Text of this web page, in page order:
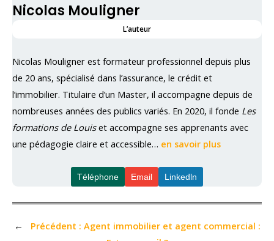
Nicolas Mouligner
L’auteur
Nicolas Mouligner est formateur professionnel depuis plus
de 20 ans, spécialisé dans l’assurance, le crédit et
l’immobilier. Titulaire d’un Master, il accompagne depuis de
nombreuses années des publics variés. En 2020, il fonde Les
formations de Louiset accompagne ses apprenants avec
une pédagogie claire et accessible… en savoir plus
Téléphone Email Linkedln
← Précédent : Agent immobilier et agent commercial :